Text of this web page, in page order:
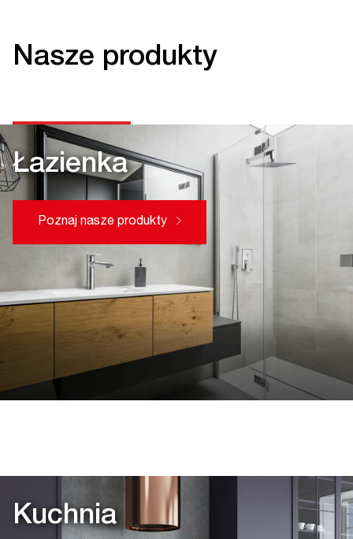
Nasze produkty
Łazienka
Poznaj nasze produkty
Kuchnia